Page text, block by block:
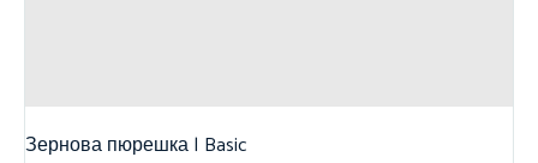
Зернова пюрешка | Basic